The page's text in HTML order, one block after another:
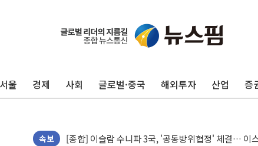
울 경제 사회 글로벌·중국 해외투자 산업 증
속보
유럽증시, 美 고용 예상 밖 부진에 연준 금리 인상
[종합] 이슬람 수니파 3국, '공동방위협정' 체결… 이